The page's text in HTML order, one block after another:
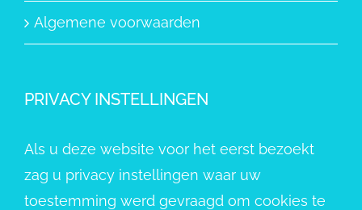
Algemene voorwaarden
PRIVACY INSTELLINGEN
Als u deze website voor het eerst bezoekt
zag u privacy instellingen waar uw
toestemming werd gevraagd om cookies te